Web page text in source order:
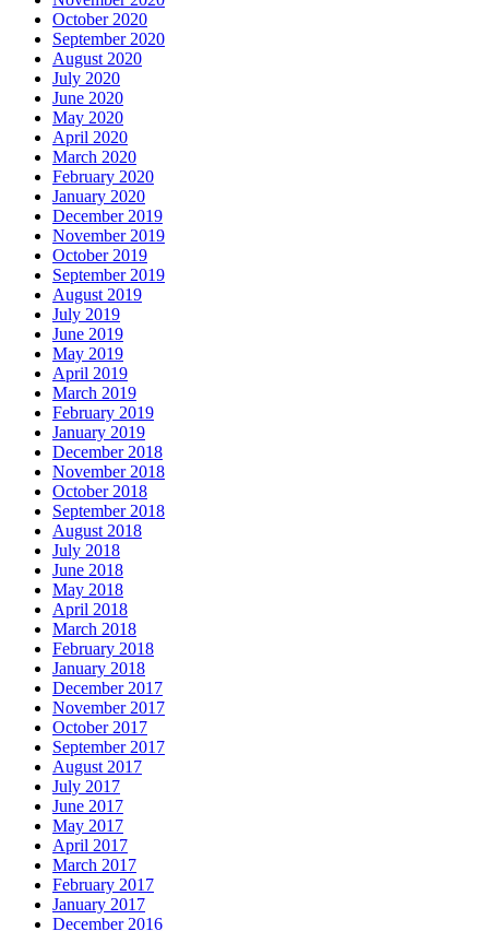
October 2020
September 2020
August 2020
July 2020
June 2020
May 2020
April 2020
March 2020
February 2020
January 2020
December 2019
November 2019
October 2019
September 2019
August 2019
July 2019
June 2019
May 2019
April 2019
March 2019
February 2019
January 2019
December 2018
November 2018
October 2018
September 2018
August 2018
July 2018
June 2018
May 2018
April 2018
March 2018
February 2018
January 2018
December 2017
November 2017
October 2017
September 2017
August 2017
July 2017
June 2017
May 2017
April 2017
March 2017
February 2017
January 2017
December 2016